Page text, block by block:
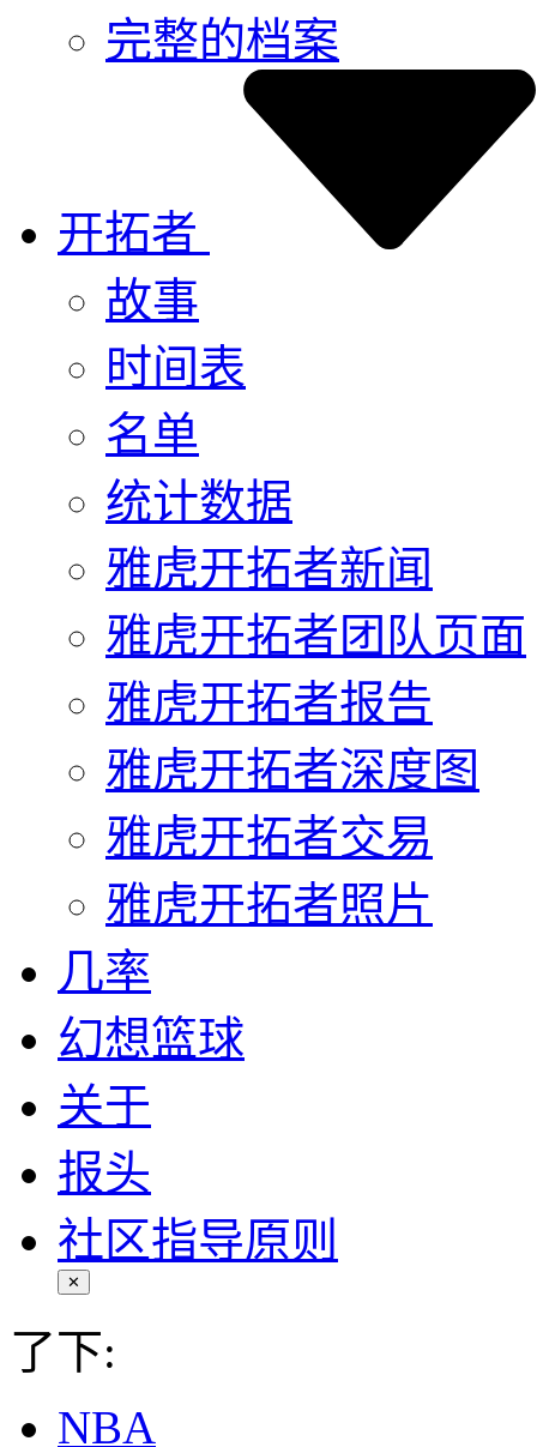
完整的档案
开拓者
故事
时间表
名单
统计数据
雅虎开拓者新闻
雅虎开拓者团队页面
雅虎开拓者报告
雅虎开拓者深度图
雅虎开拓者交易
雅虎开拓者照片
几率
幻想篮球
关于
报头
社区指导原则
✕
了下:
NBA